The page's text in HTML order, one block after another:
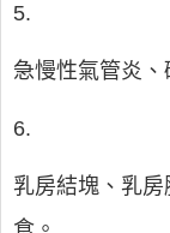
5.
急慢性氣管炎、
6.
乳房結塊、乳